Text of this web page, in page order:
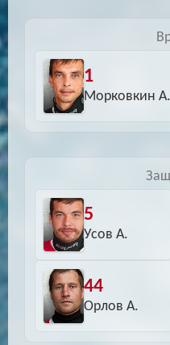
1
Морковкин А.
5
Усов А.
44
Орлов А.